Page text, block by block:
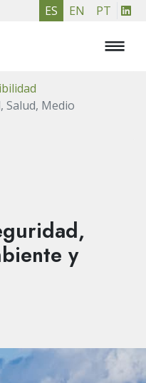
ES EN PT
Salud, Medio
y